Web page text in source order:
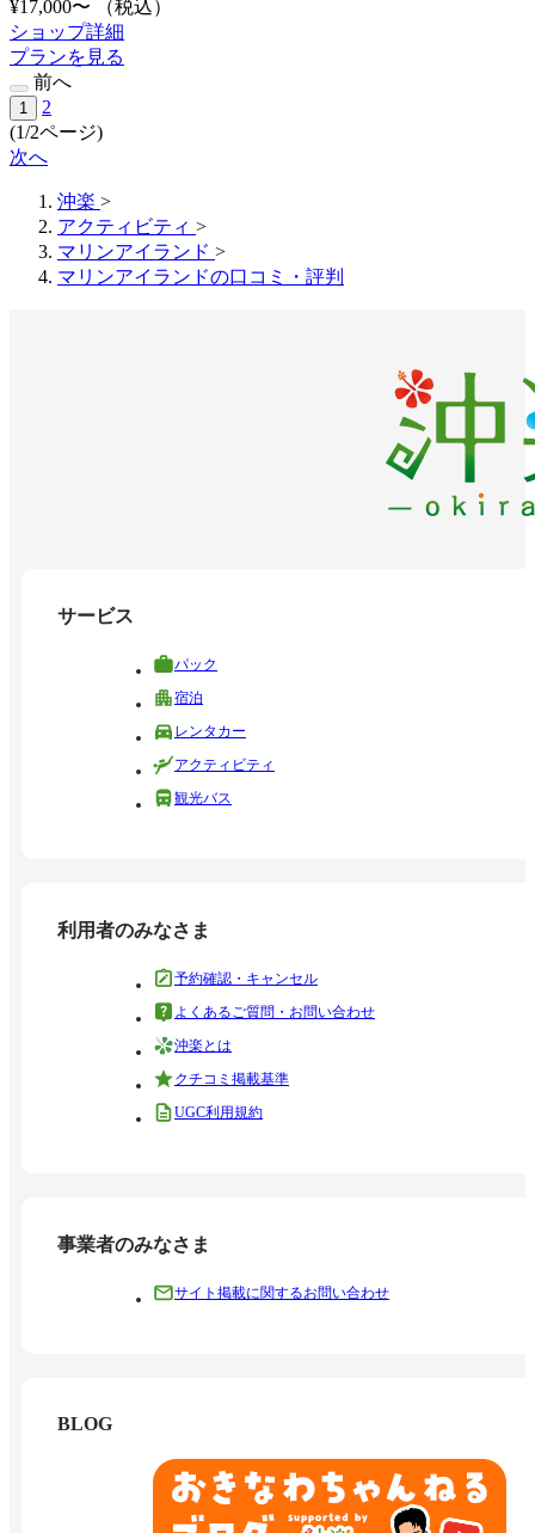
¥17,000〜
（税込）
ショップ詳細
プランを見る
前へ
1
2
(1/2ページ)
次へ
沖楽 >
アクティビティ >
マリンアイランド >
マリンアイランドの口コミ・評判
サービス
パック
宿泊
レンタカー
アクティビティ
観光バス
利用者のみなさま
予約確認・キャンセル
よくあるご質問・お問い合わせ
沖楽とは
クチコミ掲載基準
UGC利用規約
事業者のみなさま
サイト掲載に関するお問い合わせ
BLOG